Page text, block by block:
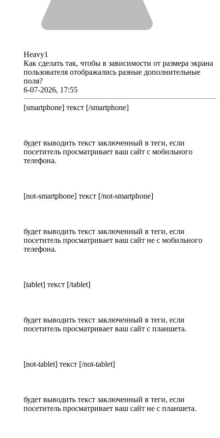
Heavy1
Как сделать так, чтобы в зависимости от размера экрана
пользователя отображались разные дополнительные
поля?
6-07-2026, 17:55
[smartphone] текст [/smartphone]
будет выводить текст заключенный в теги, если
посетитель просматривает ваш сайт с мобильного
телефона.
[not-smartphone] текст [/not-smartphone]
будет выводить текст заключенный в теги, если
посетитель просматривает ваш сайт не с мобильного
телефона.
[tablet] текст [/tablet]
будет выводить текст заключенный в теги, если
посетитель просматривает ваш сайт с планшета.
[not-tablet] текст [/not-tablet]
будет выводить текст заключенный в теги, если
посетитель просматривает ваш сайт не с планшета.